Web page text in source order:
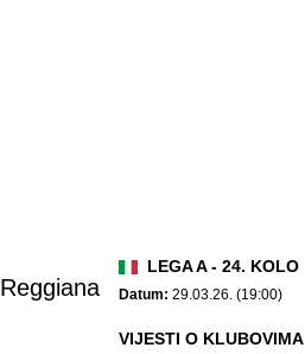
Reggiana
LEGA A - 24. KOLO
Datum: 29.03.26. (19:00)
VIJESTI O KLUBOVIMA